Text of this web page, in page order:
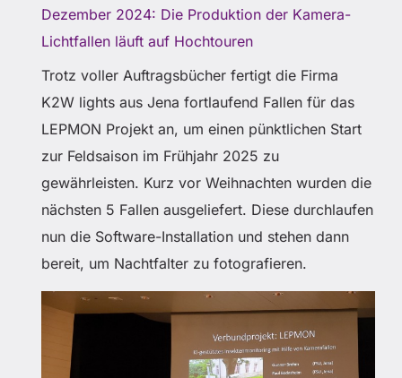
Dezember 2024: Die Produktion der Kamera-
Lichtfallen läuft auf Hochtouren
Trotz voller Auftragsbücher fertigt die Firma
K2W lights aus Jena fortlaufend Fallen für das
LEPMON Projekt an, um einen pünktlichen Start
zur Feldsaison im Frühjahr 2025 zu
gewährleisten. Kurz vor Weihnachten wurden die
nächsten 5 Fallen ausgeliefert. Diese durchlaufen
nun die Software-Installation und stehen dann
bereit, um Nachtfalter zu fotografieren.